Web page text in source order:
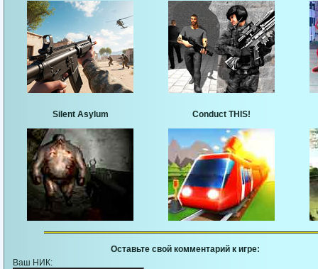
Silent Asylum Conduct THIS!
Оставьте свой комментарий к игре:
Ваш НИК: